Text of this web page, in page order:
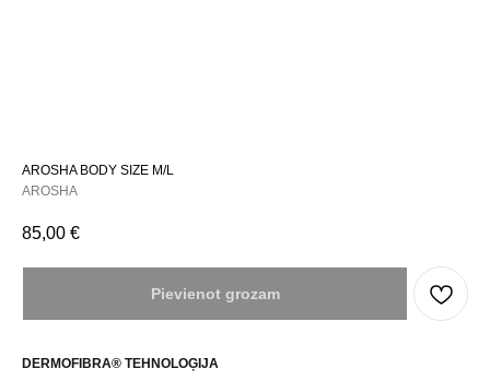
AROSHA BODY SIZE M/L
AROSHA
85,00 €
Pievienot grozam
DERMOFIBRA® TEHNOLOĢIJA